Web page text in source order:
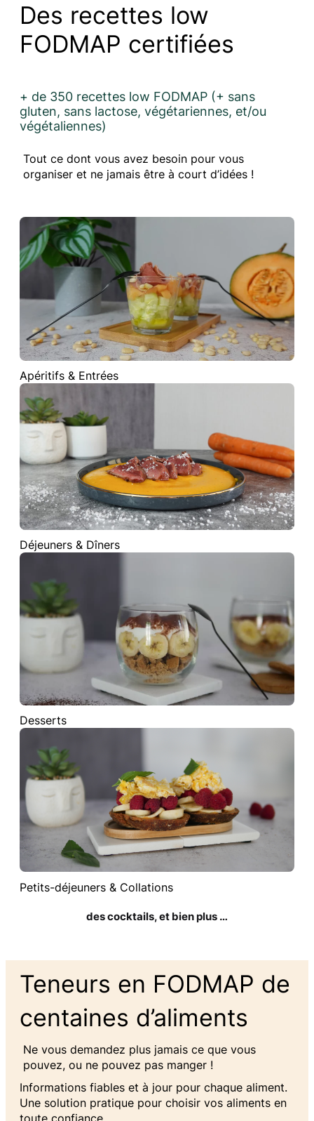
Des recettes low
FODMAP certifiées
+ de 350 recettes low FODMAP (+ sans
gluten, sans lactose, végétariennes, et/ou
végétaliennes)
Tout ce dont vous avez besoin pour vous
organiser et ne jamais être à court d’idées !
Apéritifs & Entrées
Déjeuners & Dîners
Desserts
Petits-déjeuners & Collations
des cocktails, et bien plus …
Teneurs en FODMAP de
centaines d’aliments
Ne vous demandez plus jamais ce que vous
pouvez, ou ne pouvez pas manger !
Informations fiables et à jour pour chaque aliment.
Une solution pratique pour choisir vos aliments en
toute confiance.